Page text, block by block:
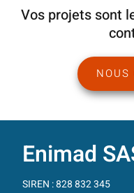
Vos projets sont
NOUS
Enimad
SIREN : 828 832 345